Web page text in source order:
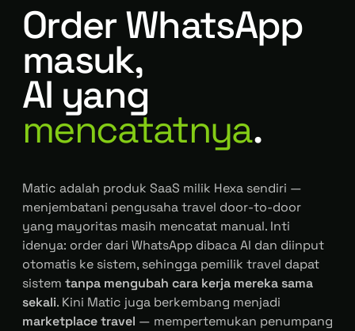
Order WhatsApp
masuk,
AI yang
mencatatnya.
Matic adalah produk SaaS milik Hexa sendiri —
menjembatani pengusaha travel door-to-door
yang mayoritas masih mencatat manual. Inti
idenya: order dari WhatsApp dibaca AI dan diinput
otomatis ke sistem, sehingga pemilik travel dapat
sistem tanpa mengubah cara kerja mereka sama
sekali. Kini Matic juga berkembang menjadi
marketplace travel — mempertemukan penumpang